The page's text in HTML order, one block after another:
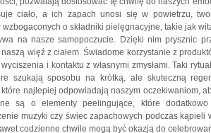
ciało, a ich zapach unosi się w powietrzu,
wzbogaconych o składniki pielęgnacyjne, takie jak
na nasze samopoczucie. Dzięki nim prysznic
więź z ciałem. Świadome korzystanie z
i kontaktu z własnymi zmysłami. Taki
szukają sposobu na krótką, ale skuteczną
najlepiej odpowiadają naszym oczekiwaniom,
są o elementy peelingujące, które
muzyki czy świec zapachowych podczas
codzienne chwile mogą być okazją do